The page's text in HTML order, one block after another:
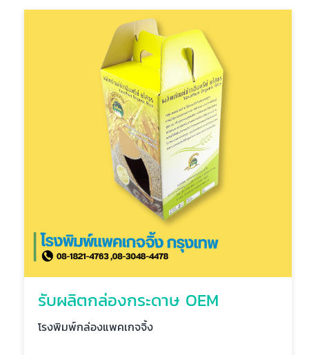
รับผลิตกล่องกระดาษ OEM
โรงพิมพ์กล่องแพคเกจจิ้ง